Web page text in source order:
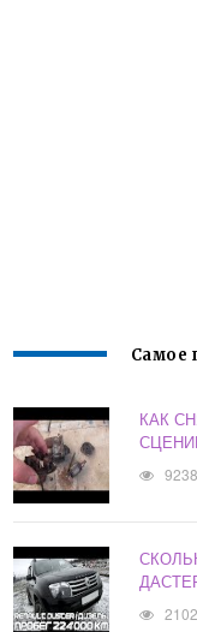
Самое
КАК
9238
2102